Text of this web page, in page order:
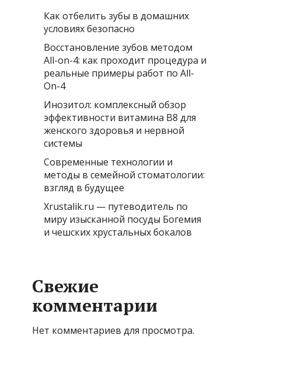
Как отбелить зубы в домашних
условиях безопасно
Восстановление зубов методом
All-on-4: как проходит процедура и
реальные примеры работ по All-
On-4
Инозитол: комплексный обзор
эффективности витамина B8 для
женского здоровья и нервной
системы
Современные технологии и
методы в семейной стоматологии:
взгляд в будущее
Xrustalik.ru — путеводитель по
миру изысканной посуды Богемия
и чешских хрустальных бокалов
Свежие
комментарии
Нет комментариев для просмотра.